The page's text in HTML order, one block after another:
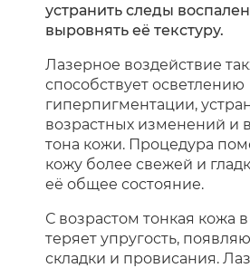
устранить следы
выровнять её текстуру.
Лазерное воздействие
способствует осветлению
гиперпигментации,
возрастных изменений и
тона кожи. Процедура
кожу более свежей и
её общее состояние.
С возрастом тонкая кожа
теряет упругость,
складки и провисания.